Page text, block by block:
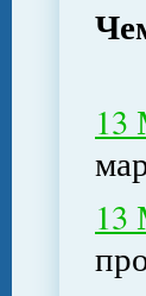
13
13